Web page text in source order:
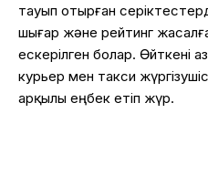
тауып отырған
шығар және рейтинг
ескерілген болар. Өйткені
курьер мен такси
арқылы еңбек етіп жүр.